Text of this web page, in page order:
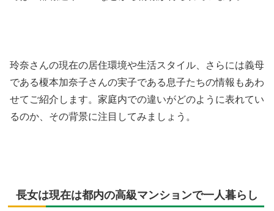
玲奈さんの現在の居住環境や生活スタイル、さらには義母
である榎本加奈子さんの実子である息子たちの情報もあわ
せてご紹介します。家庭内での違いがどのように表れてい
るのか、その背景に注目してみましょう。
長女は現在は都内の高級マンションで一人暮らし